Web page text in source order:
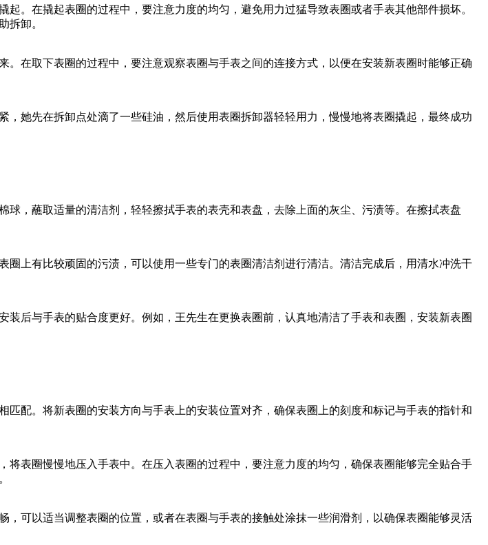
。在撬起表圈的过程中，要注意力度的均匀，避免用力过猛导致表圈或者手表其他部件损坏。
拆卸。
。在取下表圈的过程中，要注意观察表圈与手表之间的连接方式，以便在安装新表圈时能够正确
，她先在拆卸点处滴了一些硅油，然后使用表圈拆卸器轻轻用力，慢慢地将表圈撬起，最终成功
球，蘸取适量的清洁剂，轻轻擦拭手表的表壳和表盘，去除上面的灰尘、污渍等。在擦拭表盘
圈上有比较顽固的污渍，可以使用一些专门的表圈清洁剂进行清洁。清洁完成后，用清水冲洗干
后与手表的贴合度更好。例如，王先生在更换表圈前，认真地清洁了手表和表圈，安装新表圈
匹配。将新表圈的安装方向与手表上的安装位置对齐，确保表圈上的刻度和标记与手表的指针和
将表圈慢慢地压入手表中。在压入表圈的过程中，要注意力度的均匀，确保表圈能够完全贴合手
，可以适当调整表圈的位置，或者在表圈与手表的接触处涂抹一些润滑剂，以确保表圈能够灵活